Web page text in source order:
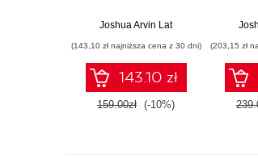
recipes for data
developers to
perform machine
learning experiments
and deployments
Joshua Arvin Lat
(143,10 zł najniższa cena z 30 dni)
143.10 zł
159.00zł (-10%)
(203,15 zł